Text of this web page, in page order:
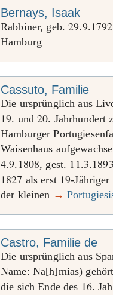
Bernays, Isaak
Rabbiner, geb.29.9.1792
Hamburg
Cassuto, Familie
Die ursprünglich aus
19. und20. Jahrhundert
Hamburger
Waisenhaus
4.9. 1808, gest. 11.3.
1827 als erst 19-Jähriger
der kleinen →
Castro, Familie de
Die ursprünglich aus
Name: Na[h]mias)
die sich Ende des 16.